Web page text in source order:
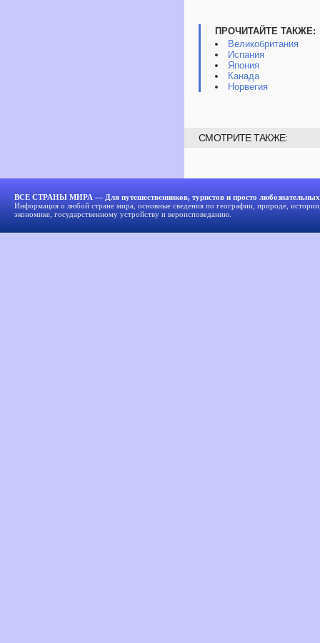
ПРОЧИТАЙТЕ ТАКЖЕ:
Великобритания
Испания
Япония
Канада
Норвегия
СМОТРИТЕ ТАКЖЕ:
ВСЕ СТРАНЫ МИРА — Для путешественников, туристов и просто
Информация о любой стране мира, основные сведения по географии, природе,
экономике, государственному устройству и вероисповеданию.